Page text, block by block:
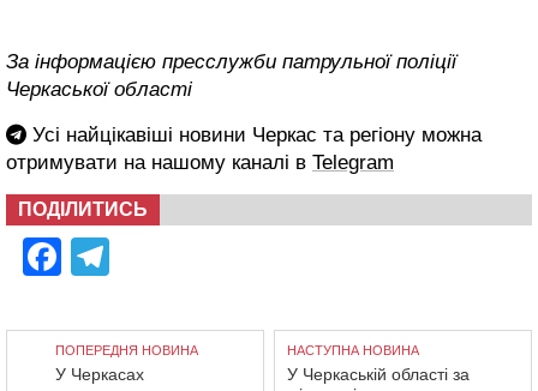
За інформацією пресслужби патрульної поліції
Черкаської області
Усі найцікавіші новини Черкас та регіону можна
отримувати на нашому каналі в Telegram
ПОДІЛИТИСЬ
Facebook
ПОПЕРЕДНЯ НОВИНА
У Черкасах
НАСТУПНА НОВИНА
У Черкаській області за